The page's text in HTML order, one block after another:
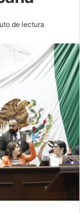
de lectura